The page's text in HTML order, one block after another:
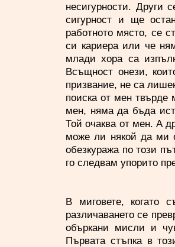
несигурности. Други
сигурност и ще
работното място, се
си кариера или че
млади хора са
Всъщност онези,
призвание, не са
поиска от мен твърде
мен, няма да бъда
Той очаква от мен. А
може ли някой да ми
обезкуража по този
го следвам упорито
В миговете, когато
различаването се
объркани мисли и
Първата стъпка в